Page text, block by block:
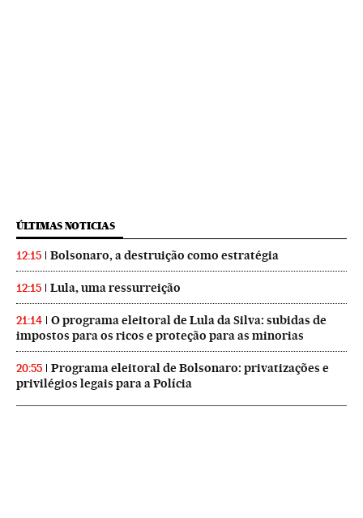
ÚLTIMAS NOTICIAS
12:15 Bolsonaro, a destruição como estratégia
12:15 Lula, uma ressurreição
21:14
O programa eleitoral de Lula da Silva: subidas de
impostos para os ricos e proteção para as minorias
20:55
Programa eleitoral de Bolsonaro: privatizações e
privilégios legais para a Polícia